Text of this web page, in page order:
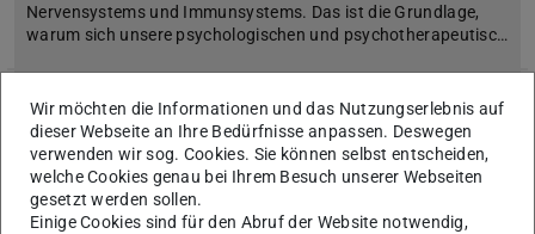
Nervensystems und Immunsystems. Das ist die Grundlage,
warum sich unsere psychologischen und psychotherapeutisc…
Wir möchten die Informationen und das Nutzungserlebnis auf
dieser Webseite an Ihre Bedürfnisse anpassen. Deswegen
verwenden wir sog. Cookies. Sie können selbst entscheiden,
welche Cookies genau bei Ihrem Besuch unserer Webseiten
gesetzt werden sollen.
Einige Cookies sind für den Abruf der Website notwendig,